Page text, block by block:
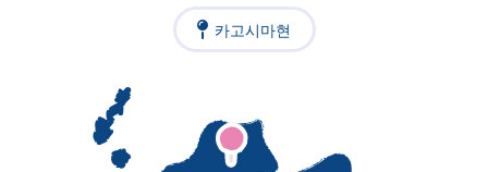
카고시마현